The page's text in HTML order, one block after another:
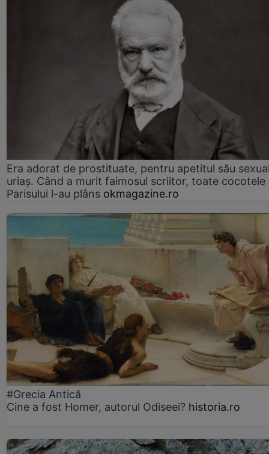
Era adorat de prostituate, pentru apetitul său
uriaș. Când a murit faimosul scriitor, toate cocotele
Parisului l-au plâns okmagazine.ro
#Grecia Antică
Cine a fost Homer, autorul Odiseei? historia.ro